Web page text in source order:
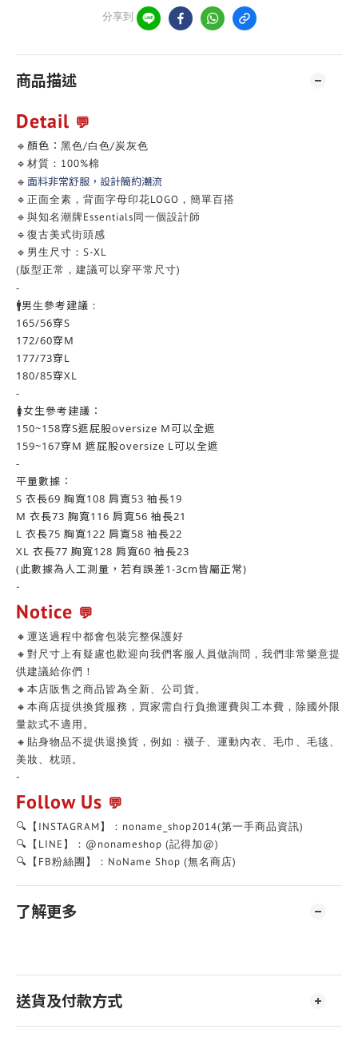
分享到
商品描述
Detail 💬
🔹顏色： 黑色/白色/炭灰色
🔹材質：100%棉
🔹 面料非常舒服，設計簡約潮流
🔹 正面全素，背面字母印花LOGO，簡單百搭
🔹與知名潮牌Essentials同一個設計師
🔹復古美式街頭感
🔹男生尺寸：S-XL
(版型正常，建議可以穿平常尺寸)
-
🚹男生參考建議：
165/56穿S
172/60穿M
177/73穿L
180/85穿XL
-
🚺女生參考建議：
150~158穿S遮屁股oversize M可以全遮
159~167穿M 遮屁股oversize L可以全遮
-
平量數據：
S 衣長69 胸寬108 肩寬53 袖長19
M 衣長73 胸寬116 肩寬56 袖長21
L 衣長75 胸寬122 肩寬58 袖長22
XL 衣長77 胸寬128 肩寬60 袖長23
(此數據為人工測量，若有誤差1-3cm皆屬正常)
-
Notice 💬
🔸運送過程中都會包裝完整保護好
🔸對尺寸上有疑慮也歡迎向我們客服人員做詢問，我們非常樂意提
供建議給你們！
🔸本店販售之商品皆為全新、公司貨。
🔸本商店提供換貨服務，買家需自行負擔運費與工本費，除國外限
量款式不適用。
🔸貼身物品不提供退換貨，例如：襪子、運動內衣、毛巾、毛毯、
美妝、枕頭。
-
Follow Us 💬
🔍【INSTAGRAM】：noname_shop2014(第一手商品資訊)
🔍【LINE】：@nonameshop (記得加@)
🔍【FB粉絲團】：NoName Shop (無名商店)
了解更多
送貨及付款方式